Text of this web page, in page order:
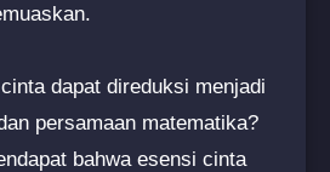
dapat direduksi menjadi
persamaan matematika?
bahwa esensi cinta